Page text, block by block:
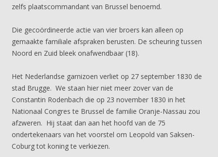
zelfs plaatscommandant van Brussel benoemd.
Die gecoördineerde actie van vier broers kan alleen op
gemaakte familiale afspraken berusten. De scheuring tussen
Noord en Zuid bleek onafwendbaar (18).
Het Nederlandse garnizoen verliet op 27 september 1830 de
stad Brugge. We staan hier niet meer zover van de
Constantin Rodenbach die op 23 november 1830 in het
Nationaal Congres te Brussel de familie Oranje-Nassau zou
afzweren. Hij staat dan aan het hoofd van de 75
ondertekenaars van het voorstel om Leopold van Saksen-
Coburg tot koning te verkiezen.